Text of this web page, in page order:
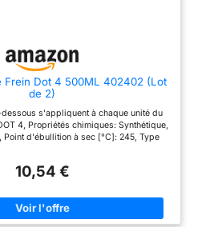
Frein Dot 4 500ML 402402 (Lot
de 2)
s'appliquent à chaque unité du
4, Propriétés chimiques: Synthétique,
Point d'ébullition à sec [°C]: 245, Type
À L'ÉBULLITION / VISCOSITÉ
DE FREINAGE A HAUT
EFFICACEMENT de la corrosion
tester régulièrement la qualité du liquide
10,54 €